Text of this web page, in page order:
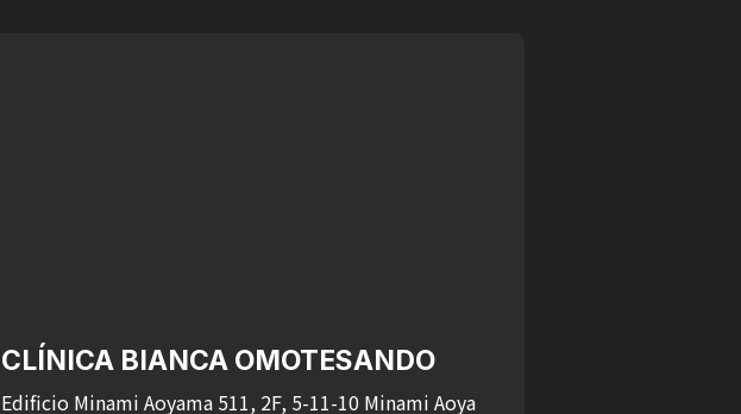
CLÍNICA BIANCA OMOTESANDO
Edificio Minami Aoyama 511, 2F, 5-11-10 Minami Aoya